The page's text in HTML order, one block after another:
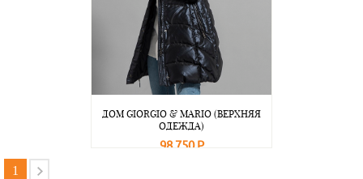
ДОМ GIORGIO & MARIO (ВЕРХНЯЯ
ОДЕЖДА)
98 750 Р
1